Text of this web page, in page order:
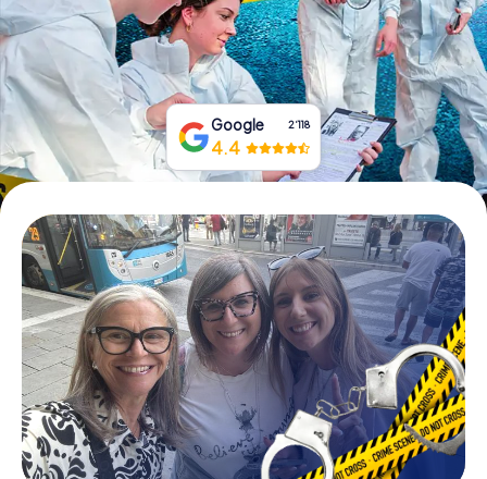
Gutscheine bestellen
Google 2‘118
4.4